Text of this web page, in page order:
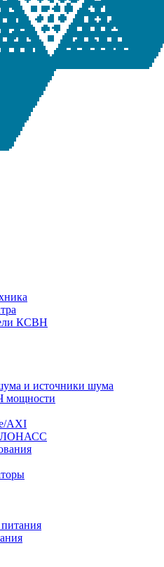
КСВН
и источники шума
мощности
AXI
ГЛОНАСС